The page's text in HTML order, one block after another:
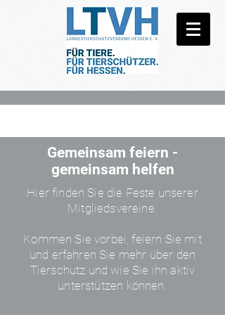
Gemeinsam feiern -
gemeinsam helfen
Hier finden Sie die Feste unserer
Mitgliedsvereine.
Kommen Sie vorbei, feiern Sie mit
und erfahren Sie mehr über den
Tierschutz und wie Sie ihn aktiv
unterstützen können.